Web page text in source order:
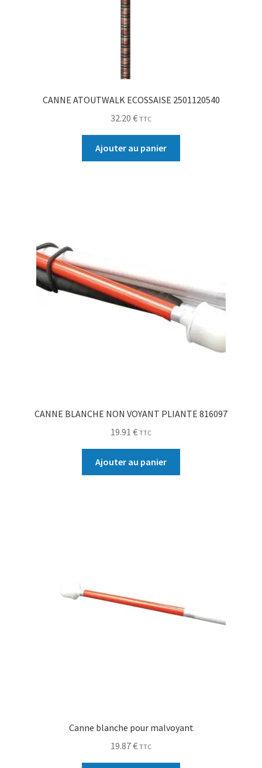
CANNE ATOUTWALK ECOSSAISE 2501120540
32.20 € TTC
Ajouter au panier
CANNE BLANCHE NON VOYANT PLIANTE 816097
19.91 € TTC
Ajouter au panier
Canne blanche pour malvoyant
19.87€ TTC